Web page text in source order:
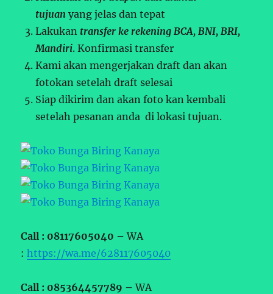
tujuan yang jelas dan tepat
Lakukan transfer ke rekening BCA, BNI, BRI,
Mandiri. Konfirmasi transfer
Kami akan mengerjakan draft dan akan
fotokan setelah draft selesai
Siap dikirim dan akan foto kan kembali
setelah pesanan anda di lokasi tujuan.
Call : 08117605040 –WA
:https://wa.me/628117605040
Call : 085364457789 –WA